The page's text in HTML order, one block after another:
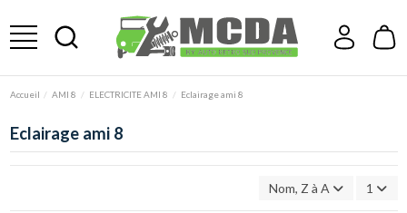
Accueil AMI 8 ELECTRICITE AMI 8 Eclairage ami 8
Eclairage ami 8
Nom, Z à A 1